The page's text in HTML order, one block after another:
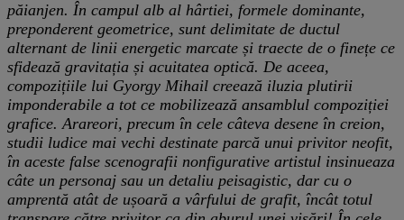
păianjen. În campul alb al hârtiei, formele dominante,
preponderent geometrice, sunt delimitate de ductul
alternant de linii energetic marcate și traecte de o finețe ce
sfidează gravitația și acuitatea optică. De aceea,
compozițiile lui Gyorgy Mihail creează iluzia plutirii
imponderabile a tot ce mobilizează ansamblul compoziției
grafice. Arareori, precum în cele câteva desene în creion,
studii ludice mai vechi destinate parcă unui privitor neofit,
în aceste false scenografii nonfigurative artistul insinueaza
câte un personaj sau un detaliu peisagistic, dar cu o
amprentă atât de ușoară a vârfului de grafit, încât totul